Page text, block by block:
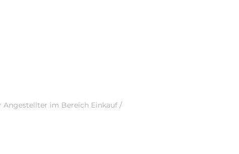
Angestellter im Bereich Einkauf /